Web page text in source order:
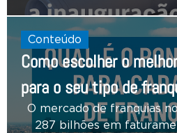
Conteúdo
Como escolher o
para o seu tipo de
O mercado de franquias
287 bilhões em